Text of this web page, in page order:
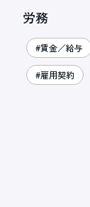
労務
#賃金／給与
#雇用契約